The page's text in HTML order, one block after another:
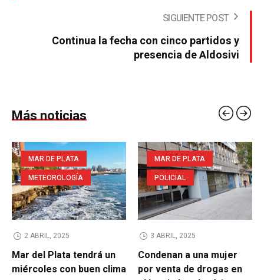
SIGUIENTE POST
Continua la fecha con cinco partidos y
presencia de Aldosivi
Más noticias
MAR DE PLATA
METEOROLOGÍA
2 ABRIL, 2025
Mar del Plata tendrá un
miércoles con buen clima
MAR DE PLATA
POLICIAL
3 ABRIL, 2025
Condenan a una mujer
por venta de drogas en